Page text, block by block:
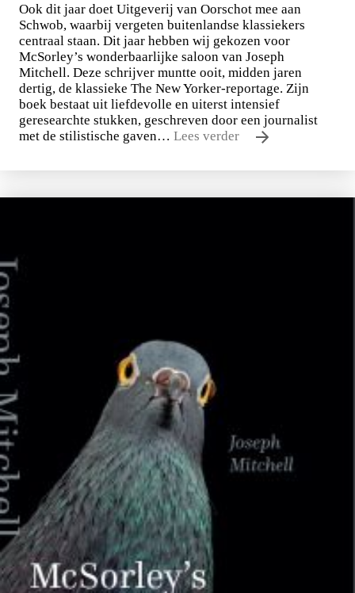
Ook dit jaar doet Uitgeverij van Oorschot mee aan
Schwob, waarbij vergeten buitenlandse klassiekers
centraal staan. Dit jaar hebben wij gekozen voor
McSorley’s wonderbaarlijke saloon van Joseph
Mitchell. Deze schrijver muntte ooit, midden jaren
dertig, de klassieke The New Yorker-reportage. Zijn
boek bestaat uit liefdevolle en uiterst intensief
geresearchte stukken, geschreven door een journalist
met de stilistische gaven… Lees verder